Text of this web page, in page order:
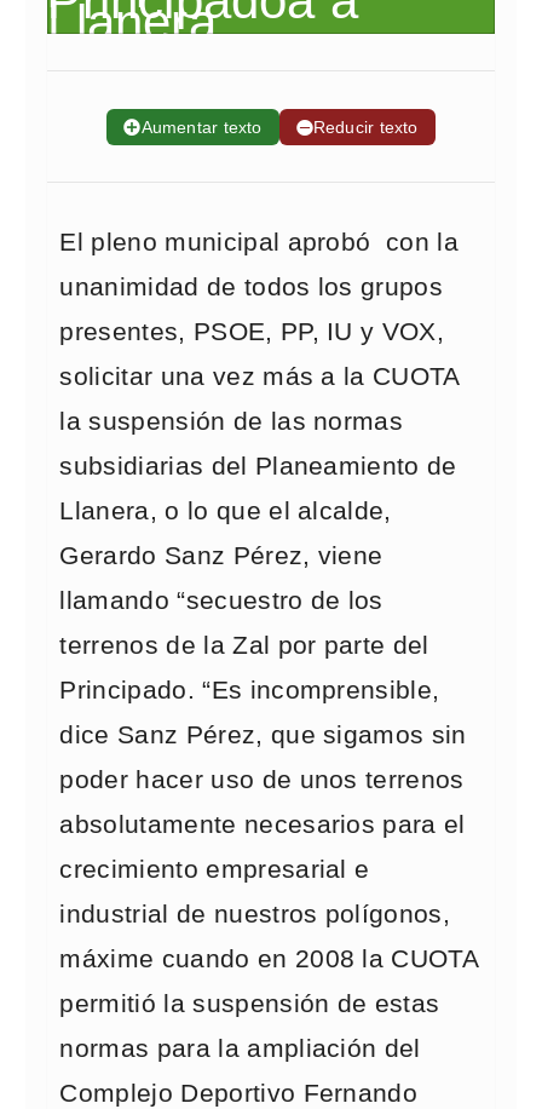
➕Aumentar texto ➖Reducir texto
El pleno municipal aprobó con la
unanimidad de todos los grupos
presentes, PSOE, PP, IU y VOX,
solicitar una vez más a la CUOTA
la suspensión de las normas
subsidiarias del Planeamiento de
Llanera, o lo que el alcalde,
Gerardo Sanz Pérez, viene
llamando “secuestro de los
terrenos de la Zal por parte del
Principado. “Es incomprensible,
dice Sanz Pérez, que sigamos sin
poder hacer uso de unos terrenos
absolutamente necesarios para el
crecimiento empresarial e
industrial de nuestros polígonos,
máxime cuando en 2008 la CUOTA
permitió la suspensión de estas
normas para la ampliación del
Complejo Deportivo Fernando